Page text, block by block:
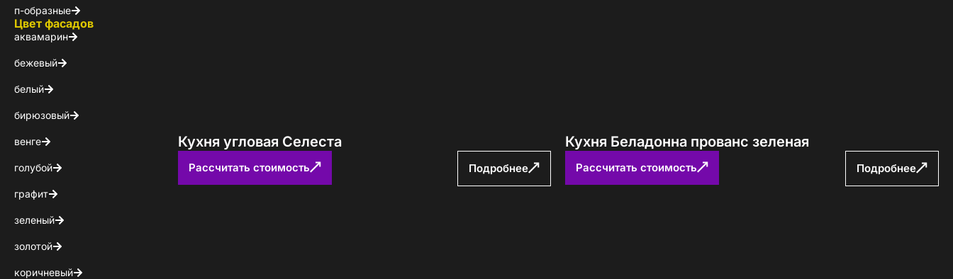
п-образные
Цвет фасадов
аквамарин
бежевый
белый
бирюзовый
венге
голубой
графит
зеленый
золотой
коричневый
Кухня угловая Селеста
Рассчитать стоимость Подробнее
Кухня Беладонна прованс зеленая
Рассчитать стоимость Подробнее
БЛОГ